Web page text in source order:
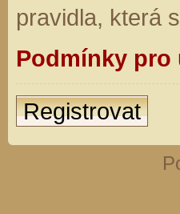
pravidla, která
Podmínky pro
Registrovat